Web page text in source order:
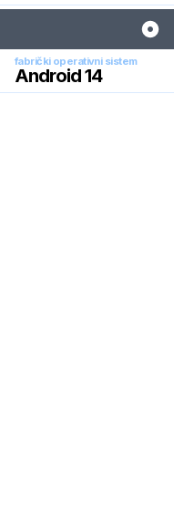
fabrički operativni sistem
Android 14